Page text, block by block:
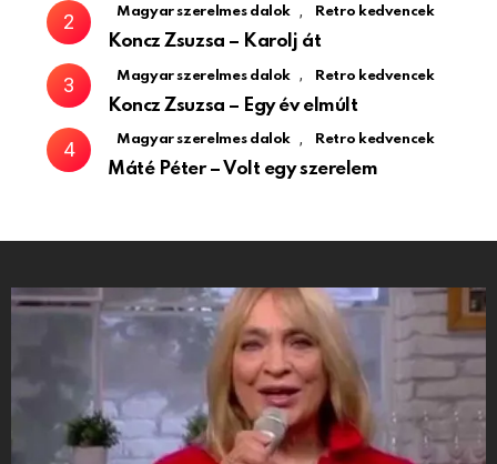
Magyar szerelmes dalok , Retro kedvencek
Koncz Zsuzsa – Karolj át
Magyar szerelmes dalok , Retro kedvencek
Koncz Zsuzsa – Egy év elmúlt
Magyar szerelmes dalok , Retro kedvencek
Máté Péter – Volt egy szerelem